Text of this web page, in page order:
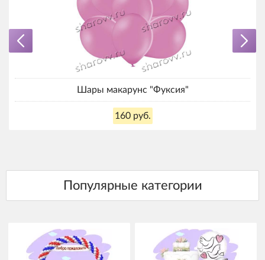
Шары макарунс "Фуксия"
160 руб.